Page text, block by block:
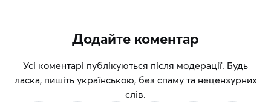
Додайте коментар
Усі коментарі публікуються після модерації. Будь
ласка, пишіть українською, без спаму та нецензурних
слів.